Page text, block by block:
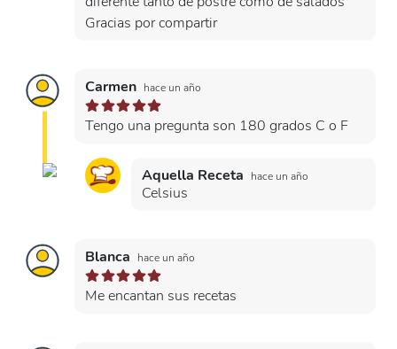
Gracias por compartir
Carmen hace un año
Tengo una pregunta son 180 grados C o F
Aquella Receta hace un año
Celsius
Blanca hace un año
Me encantan sus recetas